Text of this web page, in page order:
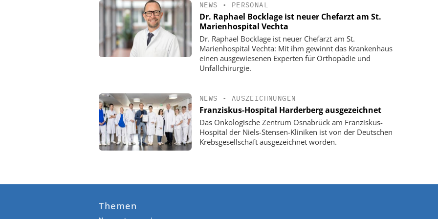
NEWS • PERSONAL
Dr. Raphael Bocklage ist neuer Chefarzt am St.
Marienhospital Vechta
Dr. Raphael Bocklage ist neuer Chefarzt am St.
Marienhospital Vechta: Mit ihm gewinnt das Krankenhaus
einen ausgewiesenen Experten für Orthopädie und
Unfallchirurgie.
NEWS • AUSZEICHNUNGEN
Franziskus-Hospital Harderberg ausgezeichnet
Das Onkologische Zentrum Osnabrück am Franziskus-
Hospital der Niels-Stensen-Kliniken ist von der Deutschen
Krebsgesellschaft ausgezeichnet worden.
Themen